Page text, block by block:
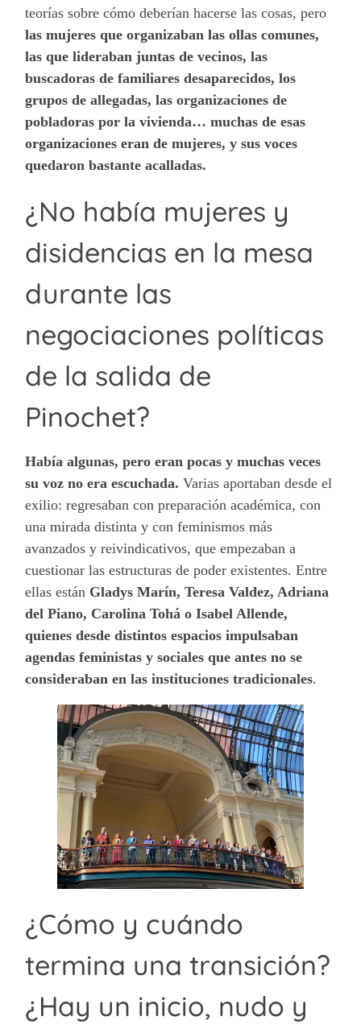
teorías sobre cómo deberían hacerse las cosas, pero
las mujeres que organizaban las ollas comunes,
las que lideraban juntas de vecinos, las
buscadoras de familiares desaparecidos, los
grupos de allegadas, las organizaciones de
pobladoras por la vivienda… muchas de esas
organizaciones eran de mujeres, y sus voces
quedaron bastante acalladas.
¿No había mujeres y
disidencias en la mesa
durante las
negociaciones políticas
de la salida de
Pinochet?
Había algunas, pero eran pocas y muchas veces
su voz no era escuchada. Varias aportaban desde el
exilio: regresaban con preparación académica, con
una mirada distinta y con feminismos más
avanzados y reivindicativos, que empezaban a
cuestionar las estructuras de poder existentes. Entre
ellas están Gladys Marín, Teresa Valdez, Adriana
del Piano, Carolina Tohá o Isabel Allende,
quienes desde distintos espacios impulsaban
agendas feministas y sociales que antes no se
consideraban en las instituciones tradicionales.
¿Cómo y cuándo
termina una transición?
¿Hay un inicio, nudo y